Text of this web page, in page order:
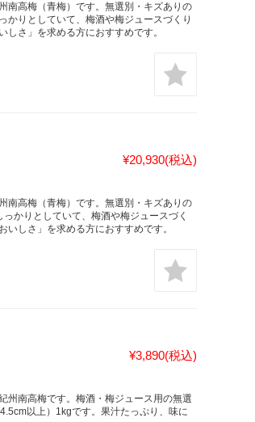
南高梅（青梅）です。無選別・キズありの
りとしていて、梅酒や梅ジュースづくり
さ」を求める方におすすめです。
¥20,930(税込)
南高梅（青梅）です。無選別・キズありの
かりとしていて、梅酒や梅ジュースづく
しさ」を求める方におすすめです。
¥3,890(税込)
州南高梅です。梅酒・梅ジュース用の無選
以上）1kgです。果汁たっぷり、味に